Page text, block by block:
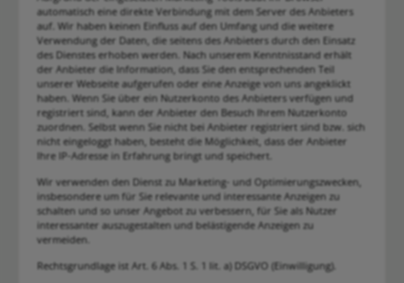
automatisch eine direkte Verbindung mit dem Server des Anbieters
auf. Wir haben keinen Einfluss auf den Umfang und die weitere
Verwendung der Daten, die seitens des Anbieters durch den Einsatz
des Dienstes erhoben werden. Nach unserem Kenntnisstand erhält
der Anbieter die Information, dass Sie den entsprechenden Teil
unserer Webseite aufgerufen oder eine Anzeige von uns angeklickt
haben. Wenn Sie über ein Nutzerkonto des Anbieters verfügen und
registriert sind, kann der Anbieter den Besuch Ihrem Nutzerkonto
zuordnen. Selbst wenn Sie nicht bei Anbieter registriert sind bzw. sich
nicht eingeloggt haben, besteht die Möglichkeit, dass der Anbieter
Ihre IP-Adresse in Erfahrung bringt und speichert.
Wir verwenden den Dienst zu Marketing- und Optimierungszwecken,
insbesondere um für Sie relevante und interessante Anzeigen zu
schalten und so unser Angebot zu verbessern, für Sie als Nutzer
interessanter auszugestalten und belästigende Anzeigen zu
vermeiden.
Rechtsgrundlage ist Art. 6 Abs. 1 S. 1 lit. a) DSGVO (Einwilligung).